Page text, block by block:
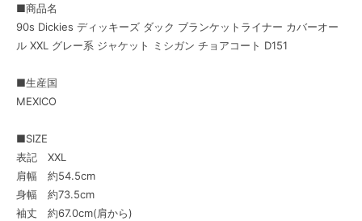
■商品名
90s Dickies ディッキーズ ダック ブランケットライナー カバーオー
ル XXL グレー系 ジャケット ミシガン チョアコート D151
■生産国
MEXICO
■SIZE
表記 XXL
肩幅 約54.5cm
身幅 約73.5cm
袖丈 約67.0cm(肩から)